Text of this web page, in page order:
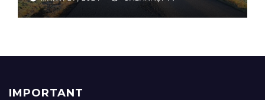
IMPORTANT